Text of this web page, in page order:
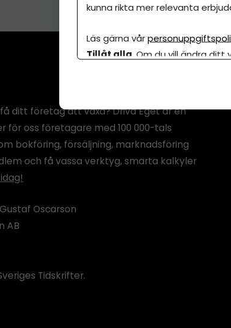
ditt företag att växa? Driva Eget är en
för oss företagare med 100 000-tals
bokföring, försäljning, marknadsföring
och få vassa verktyg, smarta kalkyler
Oscarson
AB
Tidskrifter.
kunna rikta mer relevanta
Läs gärna vår
Tillåt alla . Om du vill ändra